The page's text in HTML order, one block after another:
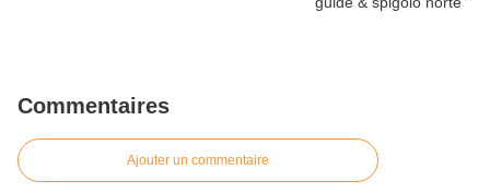
Commentaires
Ajouter un commentaire